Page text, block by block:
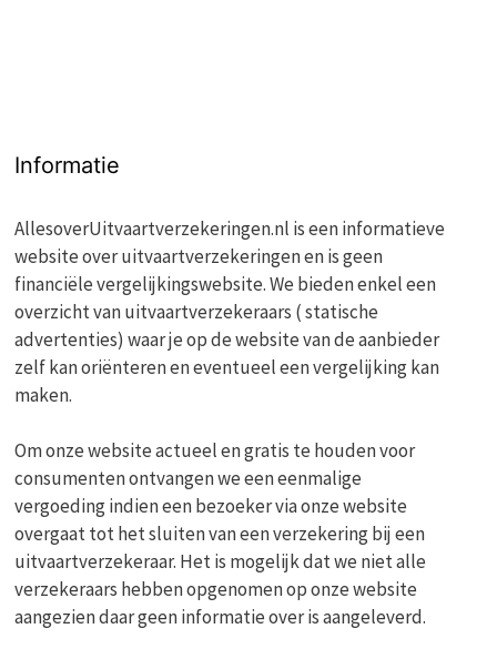
Informatie
AllesoverUitvaartverzekeringen.nl is een informatieve
website over uitvaartverzekeringen en is geen
financiële vergelijkingswebsite. We bieden enkel een
overzicht van uitvaartverzekeraars ( statische
advertenties) waar je op de website van de aanbieder
zelf kan oriënteren en eventueel een vergelijking kan
maken.
Om onze website actueel en gratis te houden voor
consumenten ontvangen we een eenmalige
vergoeding indien een bezoeker via onze website
overgaat tot het sluiten van een verzekering bij een
uitvaartverzekeraar. Het is mogelijk dat we niet alle
verzekeraars hebben opgenomen op onze website
aangezien daar geen informatie over is aangeleverd.